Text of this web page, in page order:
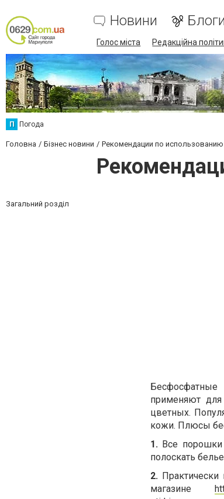
Новини Блоги
Голос міста Редакційна
П Погода
Головна Бізнес новини Рекомендации по
Загальний розділ
применяют
цветных.
кожи. Плюсы
1. Все порошки
полоскать
2.
магазине